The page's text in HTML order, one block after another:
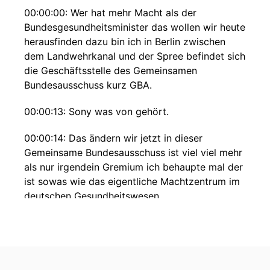
00:00:00: Wer hat mehr Macht als der
Bundesgesundheitsminister das wollen wir heute
herausfinden dazu bin ich in Berlin zwischen
dem Landwehrkanal und der Spree befindet sich
die Geschäftsstelle des Gemeinsamen
Bundesausschuss kurz GBA.
00:00:13: Sony was von gehört.
00:00:14: Das ändern wir jetzt in dieser
Gemeinsame Bundesausschuss ist viel viel mehr
als nur irgendein Gremium ich behaupte mal der
ist sowas wie das eigentliche Machtzentrum im
deutschen Gesundheitswesen